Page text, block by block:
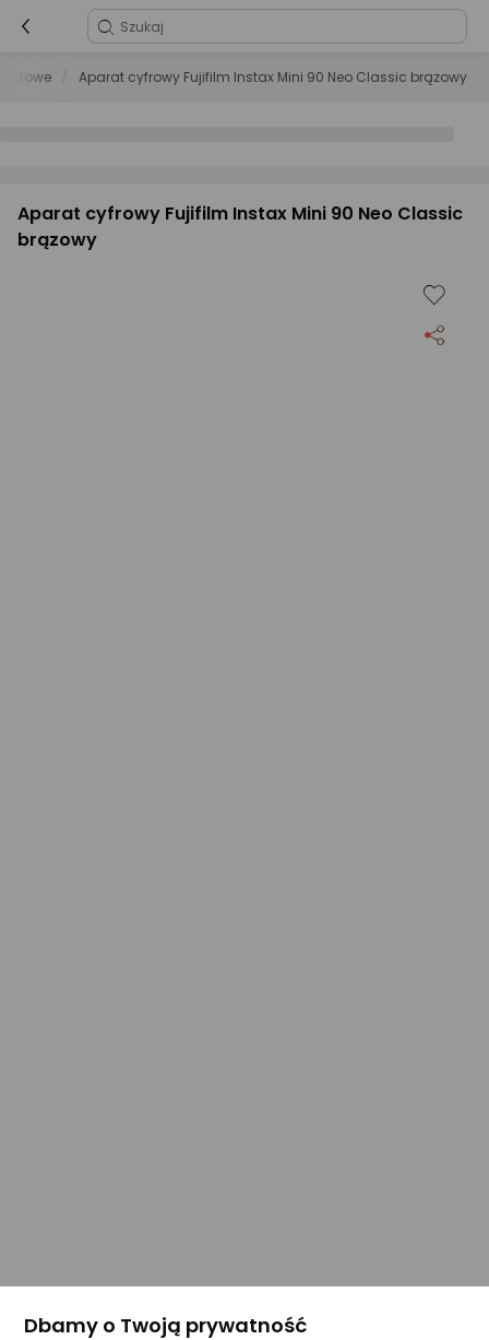
Aparat cyfrowy Fujifilm Instax Mini 90 Neo Classic brązowy
Aparat cyfrowy Fujifilm Instax Mini 90 Neo Classic
brązowy
Dbamy o Twoją prywatność